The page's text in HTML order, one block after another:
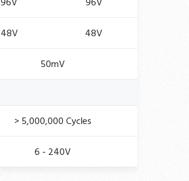
48V
48V
50mV
> 5,000,000 Cycles
6 - 240V